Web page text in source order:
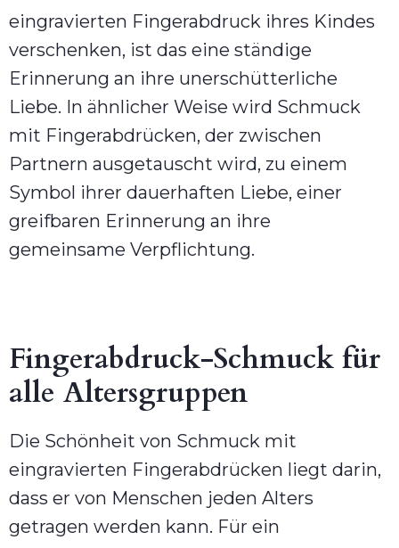
eingravierten Fingerabdruck ihres Kindes
verschenken, ist das eine ständige
Erinnerung an ihre unerschütterliche
Liebe. In ähnlicher Weise wird Schmuck
mit Fingerabdrücken, der zwischen
Partnern ausgetauscht wird, zu einem
Symbol ihrer dauerhaften Liebe, einer
greifbaren Erinnerung an ihre
gemeinsame Verpflichtung.
Fingerabdruck-Schmuck für
alle Altersgruppen
Die Schönheit von Schmuck mit
eingravierten Fingerabdrücken liegt darin,
dass er von Menschen jeden Alters
getragen werden kann. Für ein